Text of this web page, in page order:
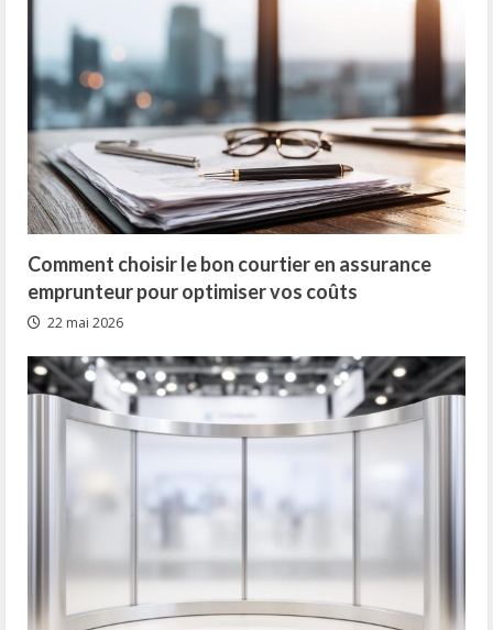
Comment choisir le bon courtier en assurance
emprunteur pour optimiser vos coûts
22 mai 2026